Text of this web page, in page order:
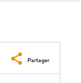
Partager